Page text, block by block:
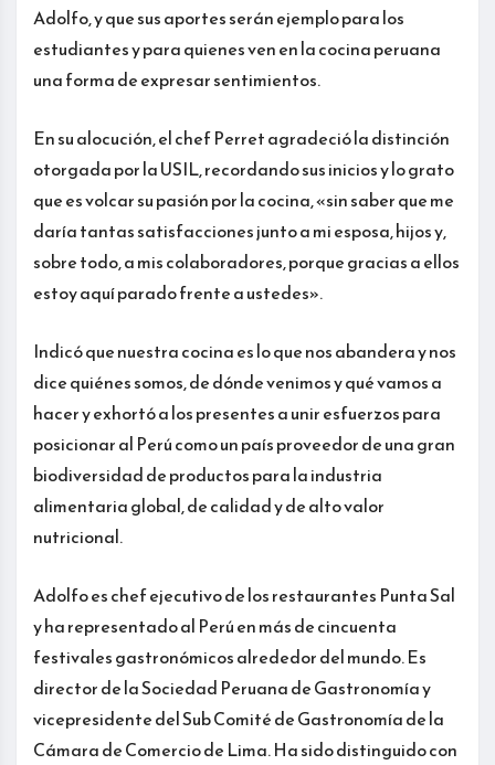
Adolfo, y que sus aportes serán ejemplo para los
estudiantes y para quienes ven en la cocina peruana
una forma de expresar sentimientos.
En su alocución, el chef Perret agradeció la distinción
otorgada por la USIL, recordando sus inicios y lo grato
que es volcar su pasión por la cocina, «sin saber que me
daría tantas satisfacciones junto a mi esposa, hijos y,
sobre todo, a mis colaboradores, porque gracias a ellos
estoy aquí parado frente a ustedes».
Indicó que nuestra cocina es lo que nos abandera y nos
dice quiénes somos, de dónde venimos y qué vamos a
hacer y exhortó a los presentes a unir esfuerzos para
posicionar al Perú como un país proveedor de una gran
biodiversidad de productos para la industria
alimentaria global, de calidad y de alto valor
nutricional.
Adolfo es chef ejecutivo de los restaurantes Punta Sal
y ha representado al Perú en más de cincuenta
festivales gastronómicos alrededor del mundo. Es
director de la Sociedad Peruana de Gastronomía y
vicepresidente del Sub Comité de Gastronomía de la
Cámara de Comercio de Lima. Ha sido distinguido con